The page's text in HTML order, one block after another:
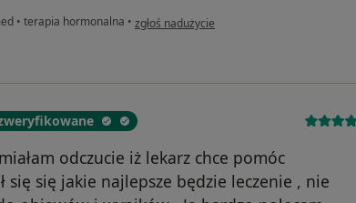
• terapia hormonalna • w opinii użytkownika Monika
zgłoś nadużycie
odczucie iż lekarz chce pomóc
się się jakie najlepsze będzie leczenie , nie